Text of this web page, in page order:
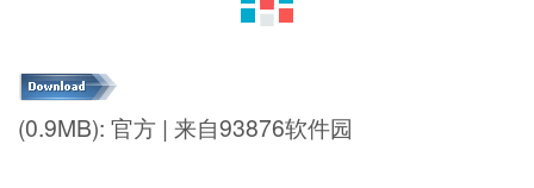
(0.9MB): 官方 | 来自93876软件园